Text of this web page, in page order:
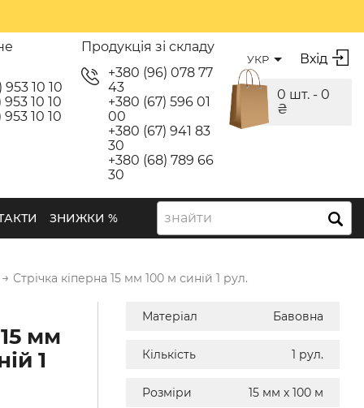
10 10
10 10
10 10
Продукція зі складу
+380 (96) 078 77
43
+380 (67) 596 01
00
+380 (67) 941 83
30
+380 (68) 789 66
30
УКР Вхід
0 шт. - 0
₴
ЗНИЖКИ % знайти
→ Стрічка кіперна 15 мм 100 м синій 1 рул.
мм
1
Матеріал Бавовна
Кількість 1 рул.
Розміри 15 мм х 100 м